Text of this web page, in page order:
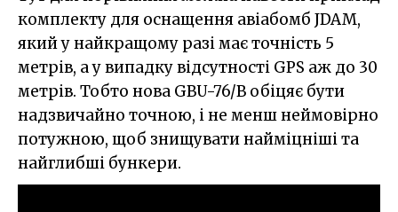
комплекту для оснащення авіабомб JDAM,
який у найкращому разі має точність 5
метрів, а у випадку відсутності GPS аж до 30
метрів. Тобто нова GBU-76/B обіцяє бути
надзвичайно точною, і не менш неймовірно
потужною, щоб знищувати найміцніші та
найглибші бункери.